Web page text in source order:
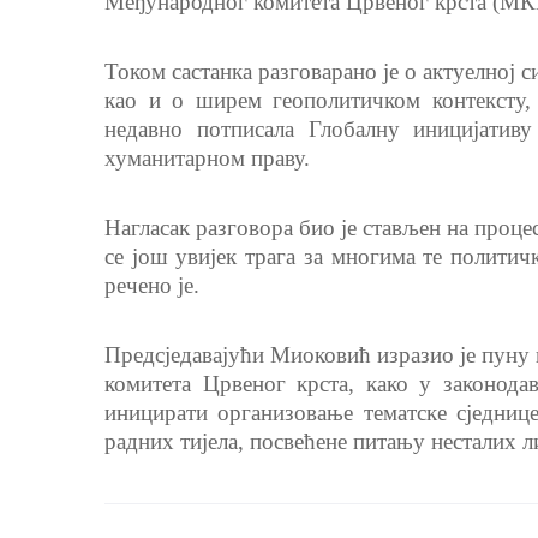
Током састанка разговарано је о актуелној
као и о ширем геополитичком
недавно потписала Глобалну
хуманитарном праву.
Нагласак разговора био је стављен на
се још увијек трага за многима те
речено је.
Предсједавајући Миоковић изразио је
комитета Црвеног крста, како у
иницирати организовање тематске
радних тијела, посвећене питању несталих